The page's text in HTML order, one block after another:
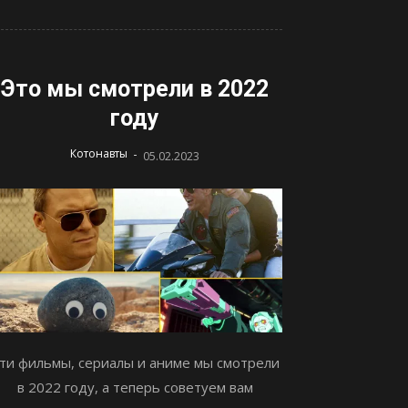
Это мы смотрели в 2022
году
Котонавты - 05.02.2023
фильмы, сериалы и аниме мы смотрели
в 2022 году, а теперь советуем вам